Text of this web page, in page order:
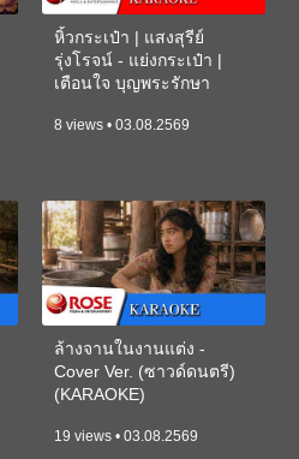
หิ้วกระเป๋า | แสงสุรีย์
รุ่งโรจน์ - แย่งกระเป๋า |
เตือนใจ บุญพระรักษา
8 views • 03.08.2569
ล้างจานในงานแต่ง -
Cover Ver. (ซาวด์ดนตรี)
(KARAOKE)
19 views • 03.08.2569